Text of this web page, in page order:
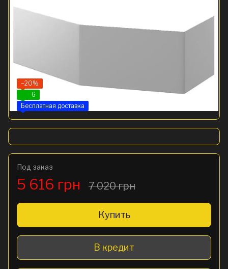
−20%
6
Бесплатная доставка
Под заказ
5 616 грн 7 020 грн
Купить
В кредит